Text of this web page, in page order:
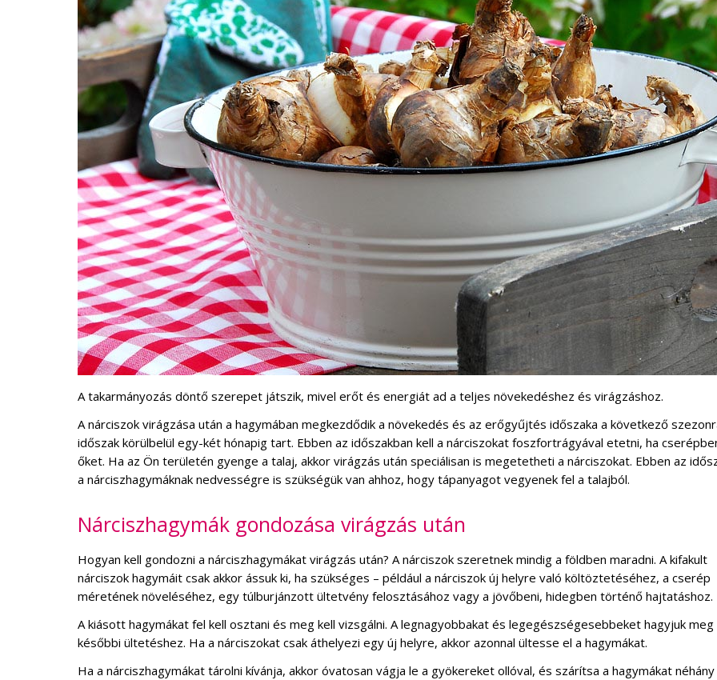
A takarmányozás döntő szerepet játszik, mivel erőt és energiát ad a teljes növekedéshez és virágzáshoz.
A nárciszok virágzása után a hagymában megkezdődik a növekedés és az erőgyűjtés időszaka a következő
időszak körülbelül egy-két hónapig tart. Ebben az időszakban kell a nárciszokat foszfortrágyával etetni, ha
őket. Ha az Ön területén gyenge a talaj, akkor virágzás után speciálisan is megetetheti a nárciszokat. Ebben az
a nárciszhagymáknak nedvességre is szükségük van ahhoz, hogy tápanyagot vegyenek fel a talajból.
Nárciszhagymák gondozása virágzás után
Hogyan kell gondozni a nárciszhagymákat virágzás után? A nárciszok szeretnek mindig a földben maradni. A kifakult
nárciszok hagymáit csak akkor ássuk ki, ha szükséges – például a nárciszok új helyre való költöztetéséhez, a cserép
méretének növeléséhez, egy túlburjánzott ültetvény felosztásához vagy a jövőbeni, hidegben történő hajtatáshoz.
A kiásott hagymákat fel kell osztani és meg kell vizsgálni. A legnagyobbakat és legegészségesebbeket hagyjuk meg
későbbi ültetéshez. Ha a nárciszokat csak áthelyezi egy új helyre, akkor azonnal ültesse el a hagymákat.
Ha a nárciszhagymákat tárolni kívánja, akkor óvatosan vágja le a gyökereket ollóval, és szárítsa a hagymákat